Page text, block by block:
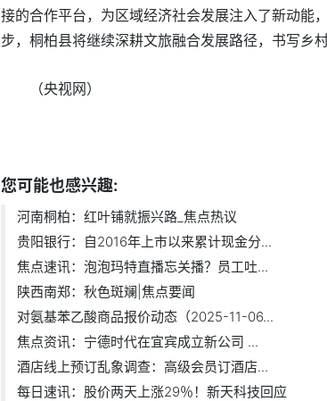
接的合作平台，为区域经济社会发展注入了新动能
步，桐柏县将继续深耕文旅融合发展路径，书写乡
（央视网）
您可能也感兴趣:
河南桐柏：红叶铺就振兴路_焦点热议
贵阳银行：自2016年上市以来累计现金分...
焦点速讯：泡泡玛特直播忘关播？员工吐...
陕西南郑：秋色斑斓|焦点要闻
对氨基苯乙酸商品报价动态（2025-11-06...
焦点资讯：宁德时代在宜宾成立新公司 ...
酒店线上预订乱象调查：高级会员订酒店...
每日速讯：股价两天上涨29％！新天科技回应